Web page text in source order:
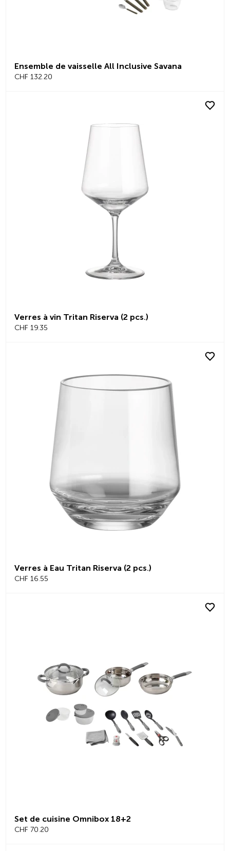
Ensemble de vaisselle All Inclusive Savana
CHF 132.20
Verres à vin Tritan Riserva (2 pcs.)
CHF 19.35
Verres à Eau Tritan Riserva (2 pcs.)
CHF 16.55
Set de cuisine Omnibox 18+2
CHF 70.20